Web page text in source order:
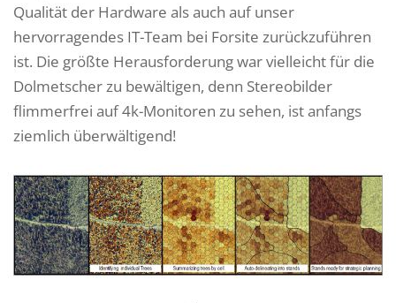
Qualität der Hardware als auch auf unser
hervorragendes IT-Team bei Forsite zurückzuführen
ist. Die größte Herausforderung war vielleicht für die
Dolmetscher zu bewältigen, denn Stereobilder
flimmerfrei auf 4k-Monitoren zu sehen, ist anfangs
ziemlich überwältigend!